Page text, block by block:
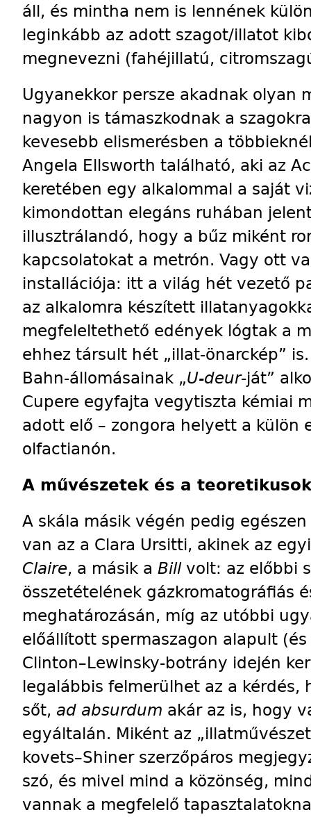
áll, és mintha nem is lennének
leginkább az adott szagot/illatot
megnevezni (fahéjillatú,
Ugyanekkor persze akadnak olyan
nagyon is támaszkodnak a
kevesebb elismerésben a
Angela Ellsworth található, aki az
keretében egy alkalommal a saját
kimondottan elegáns ruhában
illusztrálandó, hogy a bűz miként
kapcsolatokat a metrón. Vagy ott
installációja: itt a világ hét vezető
az alkalomra készített
megfeleltethető edények lógtak a
ehhez társult hét „illat-önarckép”
Bahn-állomásainak „U-deur-ját”
Cupere egyfajta vegytiszta kémiai
adott elő – zongora helyett a külön
olfactianón.
A művészetek és a teoretikusok
A skála másik végén pedig
van az a Clara Ursitti, akinek az
Claire, a másik a Billvolt: az előbbi
összetételének gázkromatográfiás
meghatározásán, míg az utóbbi
előállított spermaszagon alapult
Clinton–Lewinsky-botrány idején
legalábbis felmerülhet az a
sőt, ad absurdum akár az is, hogy
egyáltalán. Mi­ként az
kovets–­Shiner szerzőpáros
szó, és mivel mind a közönség,
vannak a megfelelő